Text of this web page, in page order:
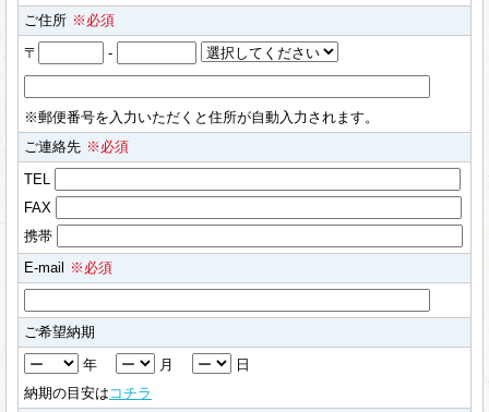
ご住所 ※必須
〒
-
※郵便番号を入力いただくと住所が自動入力されます。
ご連絡先 ※必須
TEL
FAX
携帯
E-mail ※必須
ご希望納期
年
月
日
納期の目安は コチラ